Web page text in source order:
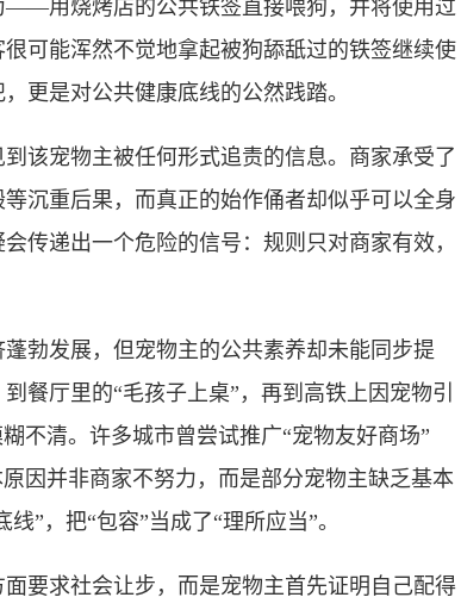
——用烧烤店的公共铁签直接喂狗，并将使用过
可能浑然不觉地拿起被狗舔舐过的铁签继续使
更是对公共健康底线的公然践踏。
宠物主被任何形式追责的信息。商家承受了
沉重后果，而真正的始作俑者却似乎可以全身
传递出一个危险的信号：规则只对商家有效，
发展，但宠物主的公共素养却未能同步提
餐厅里的“毛孩子上桌”，再到高铁上因宠物引
不清。许多城市曾尝试推广“宠物友好商场”
因并非商家不努力，而是部分宠物主缺乏基本
”，把“包容”当成了“理所应当”。
求社会让步，而是宠物主首先证明自己配得